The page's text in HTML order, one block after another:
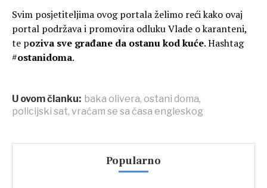
Svim posjetiteljima ovog portala želimo reći kako ovaj
portal podržava i promovira odluku Vlade o karanteni,
te poziva sve građane da ostanu kod kuće. Hashtag
#ostanidoma.
U ovom članku: baka olivera, ostani doma,
policijski sat, vraćam se sa časa engleskog
Popularno